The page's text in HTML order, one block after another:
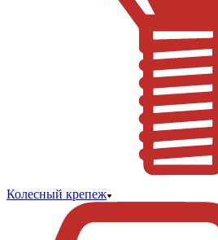
Колесный крепеж